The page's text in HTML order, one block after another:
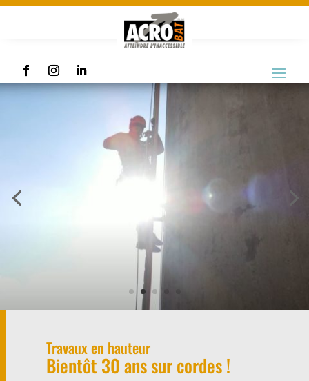
Travaux en hauteur
Bientôt 30 ans sur cordes !